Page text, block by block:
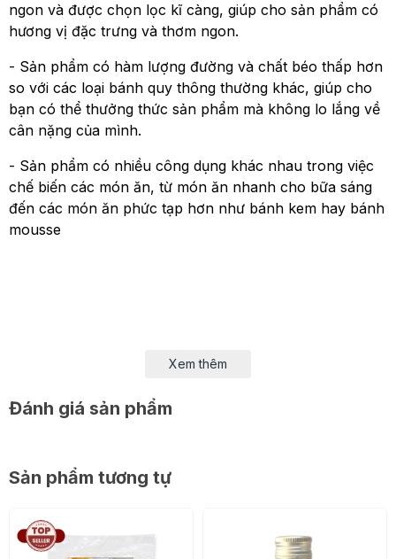
ngon và được chọn lọc kĩ càng, giúp cho sản phẩm có
hương vị đặc trưng và thơm ngon.
- Sản phẩm có hàm lượng đường và chất béo thấp hơn
so với các loại bánh quy thông thường khác, giúp cho
bạn có thể thưởng thức sản phẩm mà không lo lắng về
cân nặng của mình.
- Sản phẩm có nhiều công dụng khác nhau trong việc
chế biến các món ăn, từ món ăn nhanh cho bữa sáng
đến các món ăn phức tạp hơn như bánh kem hay bánh
mousse
Xem thêm
Đánh giá sản phẩm
Sản phẩm tương tự